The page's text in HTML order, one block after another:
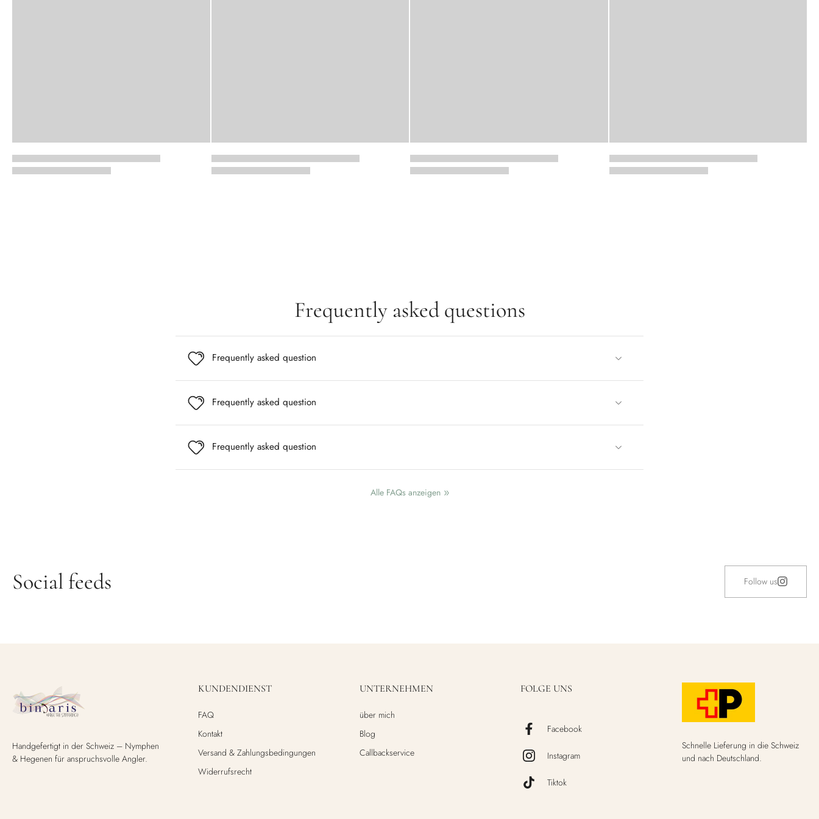
Frequently asked questions
Frequently asked question
Frequently asked question
Frequently asked question
Alle FAQs anzeigen
Social feeds Follow us
Handgefertigt in der Schweiz – Nymphen
& Hegenen für anspruchsvolle Angler.
KUNDENDIENST
FAQ
Kontakt
Versand & Zahlungsbedingungen
Widerrufsrecht
UNTERNEHMEN
über mich
Blog
Callbackservice
FOLGE UNS
Facebook
Instagram
Tiktok
Schnelle Lieferung in die Schweiz
und nach Deutschland.